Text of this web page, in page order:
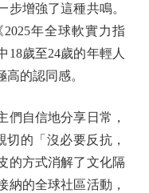
增強了這種共鳴。
年全球軟實力指
18歲至24歲的年輕人
的認同感。
自信地分享日常，
切的「沒必要反抗，
的方式消解了文化隔
納的全球社區活動，